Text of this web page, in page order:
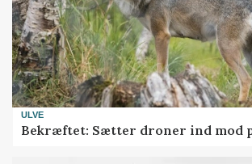
ULVE
Bekræftet: Sætter droner ind mod